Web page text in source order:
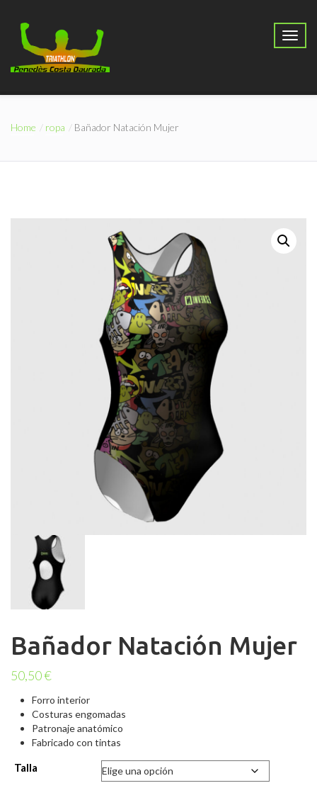
Home ropa Bañador Natación Mujer
Bañador Natación Mujer
50,50€
Forro interior
Costuras engomadas
Patronaje anatómico
Fabricado con tintas
Talla